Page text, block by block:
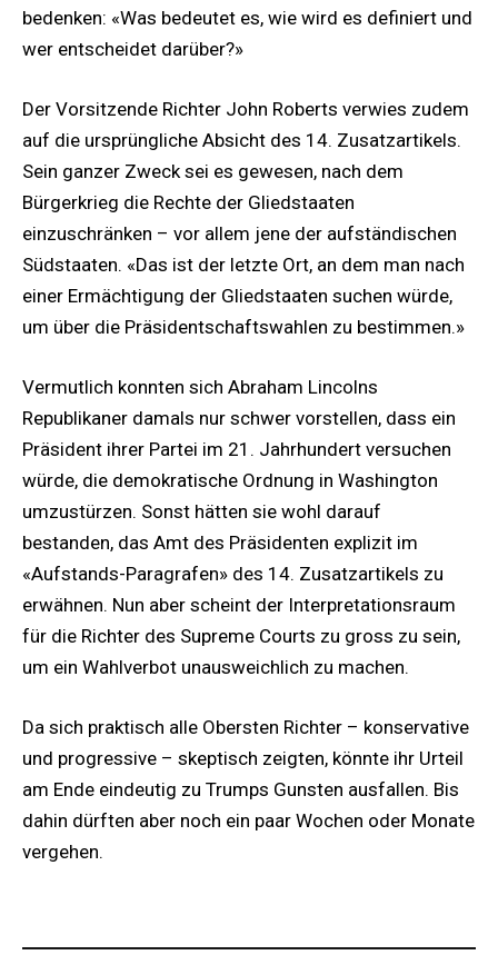
bedenken: «Was bedeutet es, wie wird es definiert und
wer entscheidet darüber?»
Der Vorsitzende Richter John Roberts verwies zudem
auf die ursprüngliche Absicht des 14. Zusatzartikels.
Sein ganzer Zweck sei es gewesen, nach dem
Bürgerkrieg die Rechte der Gliedstaaten
einzuschränken – vor allem jene der aufständischen
Südstaaten. «Das ist der letzte Ort, an dem man nach
einer Ermächtigung der Gliedstaaten suchen würde,
um über die Präsidentschaftswahlen zu bestimmen.»
Vermutlich konnten sich Abraham Lincolns
Republikaner damals nur schwer vorstellen, dass ein
Präsident ihrer Partei im 21. Jahrhundert versuchen
würde, die demokratische Ordnung in Washington
umzustürzen. Sonst hätten sie wohl darauf
bestanden, das Amt des Präsidenten explizit im
«Aufstands-Paragrafen» des 14. Zusatzartikels zu
erwähnen. Nun aber scheint der Interpretationsraum
für die Richter des Supreme Courts zu gross zu sein,
um ein Wahlverbot unausweichlich zu machen.
Da sich praktisch alle Obersten Richter – konservative
und progressive – skeptisch zeigten, könnte ihr Urteil
am Ende eindeutig zu Trumps Gunsten ausfallen. Bis
dahin dürften aber noch ein paar Wochen oder Monate
vergehen.